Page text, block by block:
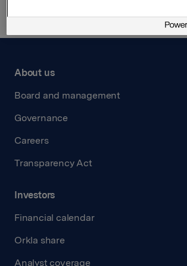
About us
Board and management
Governance
Careers
Transparency Act
Investors
Financial calendar
Orkla share
Analyst coverage